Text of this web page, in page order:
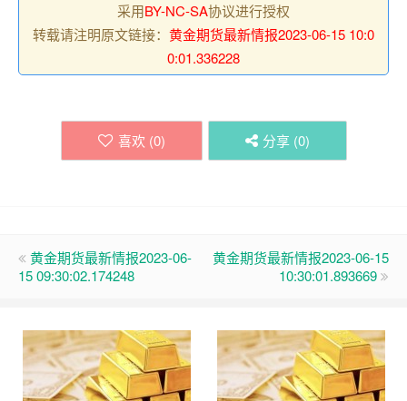
采用BY-NC-SA协议进行授权
转载请注明原文链接： 黄金期货最新情报2023-06-15 10:0
0:01.336228
喜欢 (0) 分享 (0)
黄金期货最新情报2023-06-
15 09:30:02.174248
黄金期货最新情报2023-06-15
10:30:01.893669